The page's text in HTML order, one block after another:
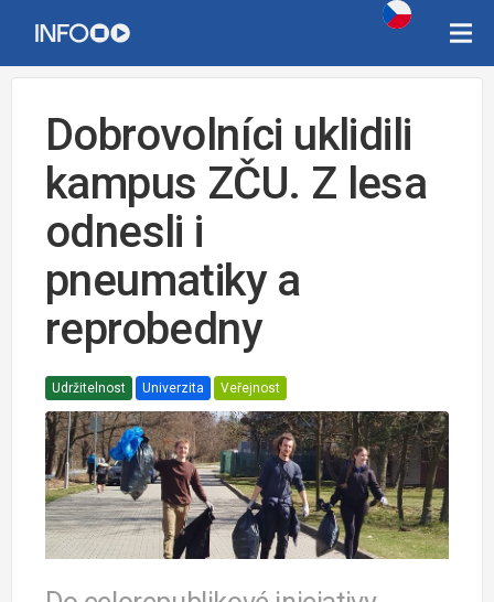
Dobrovolníci uklidili
kampus ZČU. Z lesa
odnesli i
pneumatiky a
reprobedny
Udržitelnost Univerzita Veřejnost